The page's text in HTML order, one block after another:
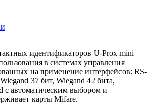
идентификаторов U-Prox mini
в системах управления
на применение интерфейсов: RS-
37 бит, Wiegand 42 бита,
с автоматическим выбором и
карты Mifare.